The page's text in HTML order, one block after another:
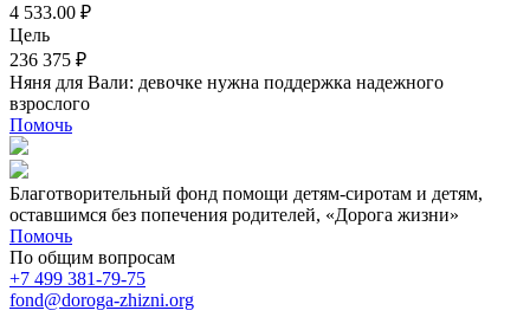
4 533.00 ₽
Цель
236 375 ₽
Няня для Вали: девочке нужна поддержка надежного
взрослого
Помочь
Благотворительный фонд помощи детям-сиротам и детям,
оставшимся без попечения родителей, «Дорога жизни»
Помочь
По общим вопросам
+7 499 381-79-75
fond@doroga-zhizni.org